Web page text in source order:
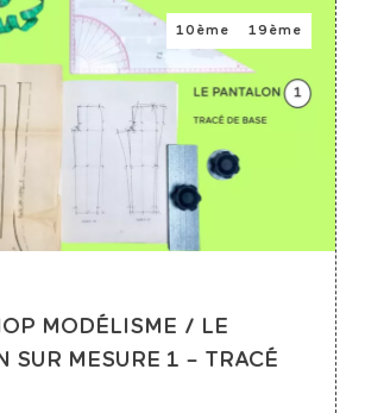
10ème 19ème
MODÉLISME / LE
SUR MESURE 1 – TRACÉ